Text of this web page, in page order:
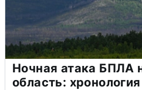
Ночная атака БПЛА
область: хронология